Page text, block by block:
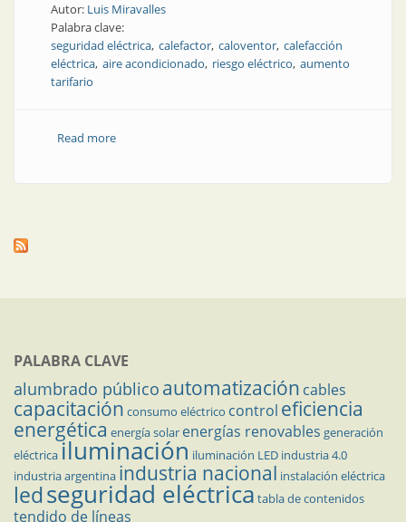
Autor: Luis Miravalles
Palabra clave:
seguridad eléctrica calefactor caloventor calefacción
eléctrica aire acondicionado riesgo eléctrico aumento
tarifario
Read moreabout Brasero vs. caloventor
PALABRA CLAVE
alumbrado público automatización cables
capacitación consumo eléctrico control eficiencia
energética energía solar energías renovables generación
eléctricailuminación iluminación LED industria 4.0
industria argentina industria nacional instalación eléctrica
ledseguridad eléctrica tabla de contenidos
tendido de líneas